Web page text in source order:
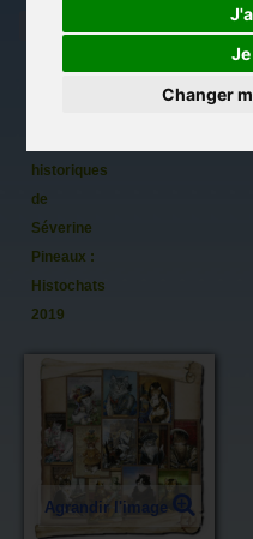
Changer
Librairie des
historiques
de
Séverine
Pineaux :
Histochats
2019
Agrandir l'image